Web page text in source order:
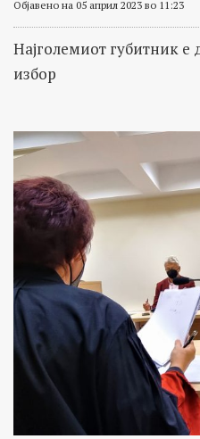
Објавено на 05 април 2023 во 11:23
Најголемиот губитник е
избор